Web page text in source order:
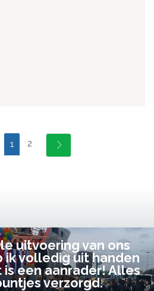
1 2
uitvoering van ons
ik volledig uit handen
een aanrader! Alles
verzorgd.